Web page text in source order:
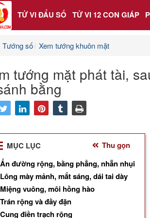
TỬ VI ĐẨU SỐ TỬ VI 12 CON GIÁP
Tướng số Xem tướng khuôn mặt
tướng mặt phát tài,
bằng
MỤC LỤC
Thu gọn
đường rộng, bằng phẳng, nhẵn nhụi
mày mảnh, mắt sáng, dái tai dày
vuông, môi hồng hào
rộng và đầy đặn
điền trạch rộng